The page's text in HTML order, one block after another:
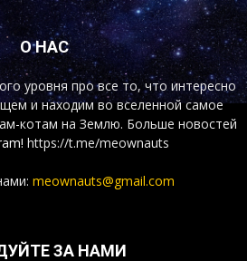
О НАС
уровня про все то, что интересно
и находим во вселенной самое
котам на Землю. Больше новостей
https://t.me/meownauts
meownauts@gmail.com
ЗА НАМИ